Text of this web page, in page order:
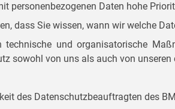
personenbezogenen Daten hohe
dass Sie wissen, wann wir welche
technische und organisatorische
sowohl von uns als auch von
des Datenschutzbeauftragten des